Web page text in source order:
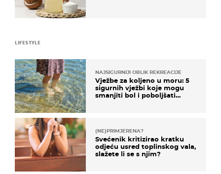
LIFESTYLE
NAJSIGURNIJI OBLIK REKREACIJE
Vježbe za koljeno u moru: 5
sigurnih vježbi koje mogu
smanjiti bol i poboljšati
(NE)PRIMJERENA?
Svećenik kritizirao kratku
odjeću usred toplinskog vala,
slažete li se s njim?